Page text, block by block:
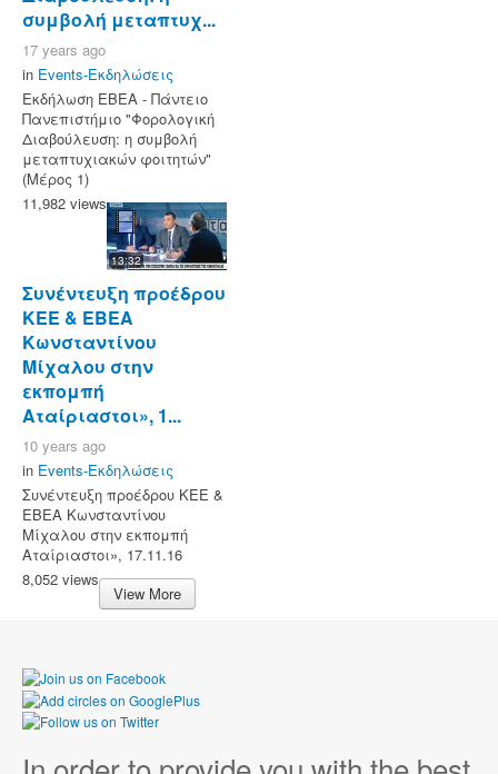
συμβολή μεταπτυχ...
17 years ago
in Events-Εκδηλώσεις
Εκδήλωση ΕΒΕΑ - Πάντειο
Πανεπιστήμιο "Φορολογική
Διαβούλευση: η συμβολή
μεταπτυχιακών φοιτητών"
(Μέρος 1)
11,982 views
13:32
Συνέντευξη προέδρου
ΚΕΕ & ΕΒΕΑ
Κωνσταντίνου
Μίχαλου στην
εκπομπή
Αταίριαστοι», 1...
10 years ago
in Events-Εκδηλώσεις
Συνέντευξη προέδρου ΚΕΕ &
ΕΒΕΑ Κωνσταντίνου
Μίχαλου στην εκπομπή
Αταίριαστοι», 17.11.16
8,052 views
View More